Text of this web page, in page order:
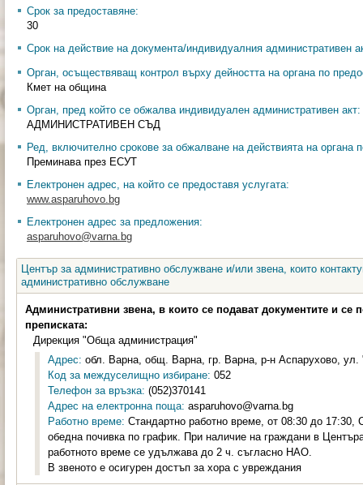
Срок за предоставяне:
30
Срок на действие на документа/индивидуалния административен
Орган, осъществяващ контрол върху дейността на органа по
Кмет на община
Орган, пред който се обжалва индивидуален административен акт:
АДМИНИСТРАТИВЕН СЪД
Ред, включително срокове за обжалване на действията на органа
Преминава през ЕСУТ
Електронен адрес, на който се предоставя услугата:
www.asparuhovo.bg
Електронен адрес за предложения:
asparuhovo@varna.bg
Център за административно обслужване и/или звена, които
административно обслужване
Административни звена, в които се подават документите и се
преписката:
Дирекция "Обща администрация"
Адрес: обл. Варна, общ. Варна, гр. Варна, р-н Аспарухово,
Код за междуселищно избиране: 052
Телефон за връзка: (052)370141
Адрес на електронна поща: asparuhovo@varna.bg
Работно време: Стандартно работно време, от 08:30 до 17:30,
обедна почивка по график. При наличие на граждани в
работното време се удължава до 2 ч. съгласно НАО.
В звеното е осигурен достъп за хора с увреждания